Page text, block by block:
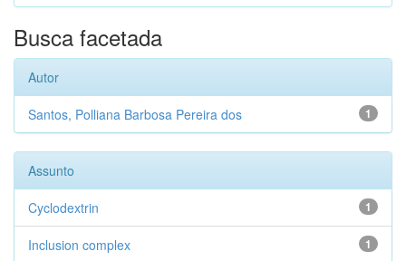
Busca facetada
Autor
1
Santos, Polliana Barbosa Pereira dos
Assunto
1
Cyclodextrin
1
Inclusion complex